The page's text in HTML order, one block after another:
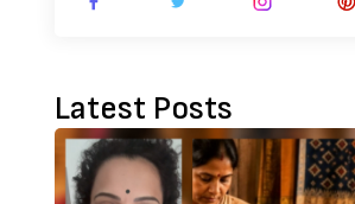
Latest Posts